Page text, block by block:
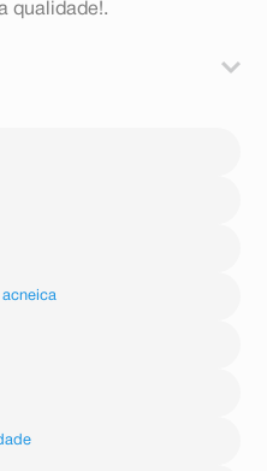
qualidade!.
na pele molhada,
acneica